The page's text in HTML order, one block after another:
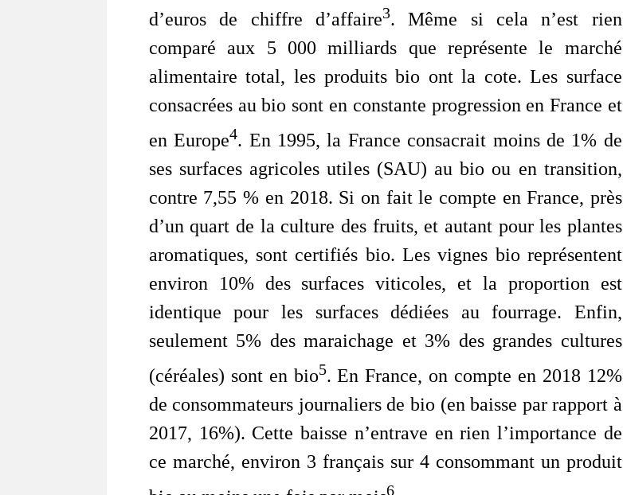
d’euros de chiffre d’affaire3. Même si cela n’est rien
comparé aux 5 000 milliards que représente le marché
alimentaire total, les produits bio ont la cote. Les surface
consacrées au bio sont en constante progression en France et
en Europe4. En 1995, la France consacrait moins de 1% de
ses surfaces agricoles utiles (SAU) au bio ou en transition,
contre 7,55 % en 2018. Si on fait le compte en France, près
d’un quart de la culture des fruits, et autant pour les plantes
aromatiques, sont certifiés bio. Les vignes bio représentent
environ 10% des surfaces viticoles, et la proportion est
identique pour les surfaces dédiées au fourrage. Enfin,
seulement 5% des maraichage et 3% des grandes cultures
(céréales) sont en bio5. En France, on compte en 2018 12%
de consommateurs journaliers de bio (en baisse par rapport à
2017, 16%). Cette baisse n’entrave en rien l’importance de
ce marché, environ 3 français sur 4 consommant un produit
6